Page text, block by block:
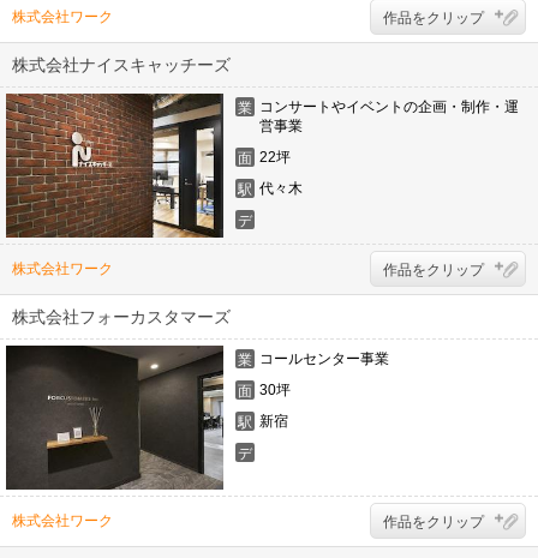
株式会社ワーク 作品をクリップ
株式会社ナイスキャッチーズ
業
態
コンサートやイベントの企画・制作・運
営事業
面
積
22坪
駅代々木
デ
ザ
株式会社ワーク 作品をクリップ
株式会社フォーカスタマーズ
業
態
コールセンター事業
面
積
30坪
駅
新宿
デ
イ
株式会社ワーク 作品をクリップ